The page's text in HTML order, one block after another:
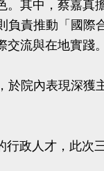
其中，蔡嘉真
負責推動「國際
流與在地實踐。
院內表現深獲
政人才，此次